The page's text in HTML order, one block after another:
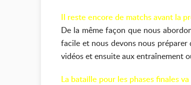
Il reste encore de matchs avant la
De la même façon que nous
facile et nous devons nous
vidéos et ensuite aux entraînement
La bataille pour les phases finales